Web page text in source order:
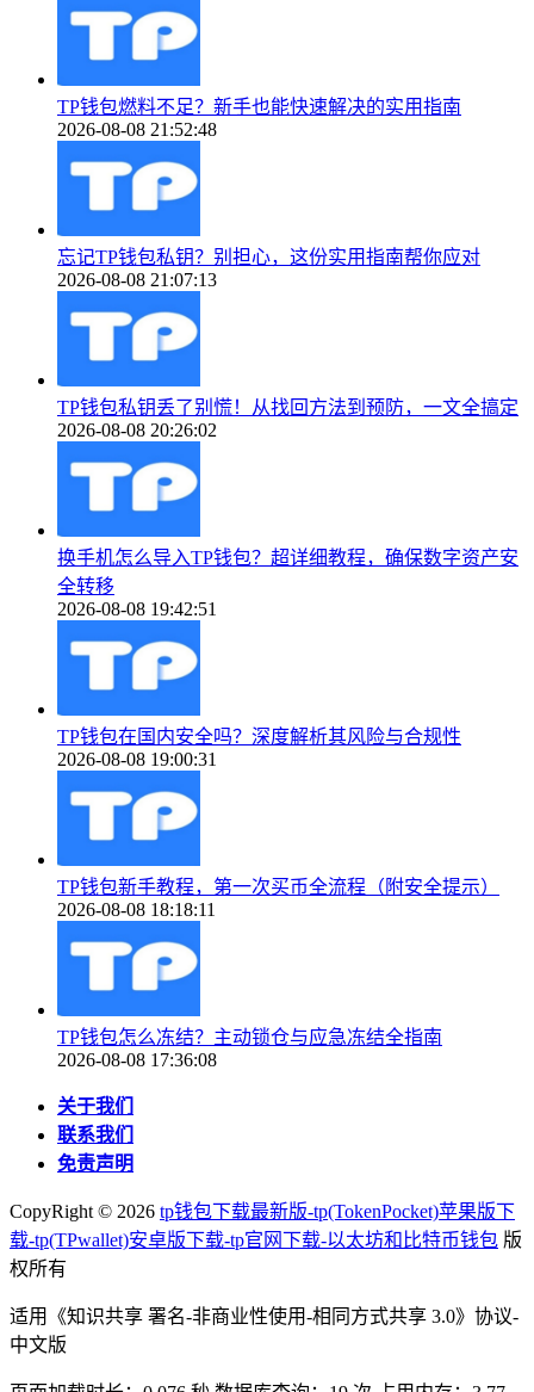
TP钱包燃料不足？新手也能快速解决的实用指南
2026-08-08 21:52:48
忘记TP钱包私钥？别担心，这份实用指南帮你应对
2026-08-08 21:07:13
TP钱包私钥丢了别慌！从找回方法到预防，一文全搞定
2026-08-08 20:26:02
换手机怎么导入TP钱包？超详细教程，确保数字资产安
全转移
2026-08-08 19:42:51
TP钱包在国内安全吗？深度解析其风险与合规性
2026-08-08 19:00:31
TP钱包新手教程，第一次买币全流程（附安全提示）
2026-08-08 18:18:11
TP钱包怎么冻结？主动锁仓与应急冻结全指南
2026-08-08 17:36:08
关于我们
联系我们
免责声明
CopyRight © 2026 tp钱包下载最新版-tp(TokenPocket)苹果版下
载-tp(TPwallet)安卓版下载-tp官网下载-以太坊和比特币钱包 版
权所有
适用《知识共享 署名-非商业性使用-相同方式共享 3.0》协议-
中文版